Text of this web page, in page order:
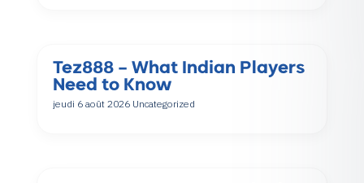
Tez888 – What Indian Players
Need to Know
jeudi 6 août 2026 Uncategorized